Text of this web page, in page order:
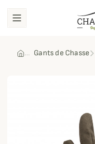
Gants de Chasse